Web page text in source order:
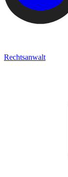
Rechtsanwalt